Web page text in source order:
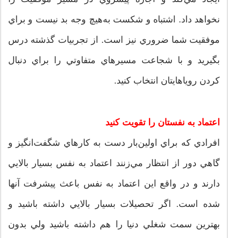
نخواهد داد. اشتباه و شکست به‌هيچ وجه بد نيست و براي
موفقيت شما ضروري نيز است. از تجربيات گذشته درس
بگيريد و با شجاعت مسيرهاي متفاوتي را براي دنبال
کردن روياهايتان انتخاب کنيد.
اعتماد به نفستان را تقويت کنيد
افرادي که براي اولين‌بار دست به کارهاي شگفت‌انگيز و
گاهي دور از انتظار مي‌زنند اعتماد به نفس بسيار بالايي
دارند و در واقع اين اعتماد به نفس باعث پيشرفت آنها
شده است. اگر تحصيلات بسيار بالايي داشته باشيد و
بهترين سمت شغلي دنيا را هم داشته باشيد ولي بدون